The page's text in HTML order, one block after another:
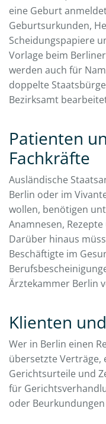
eine Geburt
Geburtsurkunden,
Scheidungspapiere
Vorlage beim
werden auch für
doppelte
Bezirksamt
Patienten
Fachkräfte
Ausländische
Berlin oder im
wollen, benötigen
Anamnesen,
Darüber hinaus
Beschäftigte im
Ärztekammer Berlin
Klienten
Wer in Berlin einen
übersetzte Verträge,
Gerichtsurteile und
für
oder